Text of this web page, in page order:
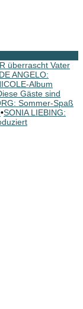
überrascht Vater
ANGELO:
Album
Gäste sind
Sommer-Spaß
•SONIA LIEBING: